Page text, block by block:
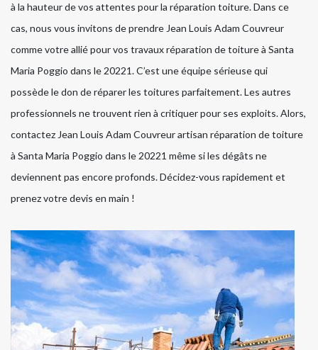
à la hauteur de vos attentes pour la réparation toiture. Dans ce
cas, nous vous invitons de prendre Jean Louis Adam Couvreur
comme votre allié pour vos travaux réparation de toiture à Santa
Maria Poggio dans le 20221. C’est une équipe sérieuse qui
possède le don de réparer les toitures parfaitement. Les autres
professionnels ne trouvent rien à critiquer pour ses exploits. Alors,
contactez Jean Louis Adam Couvreur artisan réparation de toiture
à Santa Maria Poggio dans le 20221 même si les dégâts ne
deviennent pas encore profonds. Décidez-vous rapidement et
prenez votre devis en main !